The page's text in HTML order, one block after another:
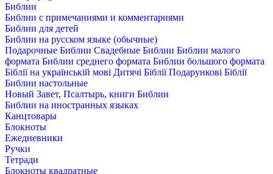
Библии
Библии с примечаниями и комментариями
Библии для детей
Библии на русском языке (обычные)
Подарочные Библии Свадебные Библии Библии малого
формата Библии среднего формата Библии большого формата
Біблії на українській мові Дитячі Біблії Подарункові Біблії
Библии настольные
Новый Завет, Псалтырь, книги Библии
Библии на иностранных языках
Канцтовары
Блокноты
Ежедневники
Ручки
Тетради
Блокноты квадратные